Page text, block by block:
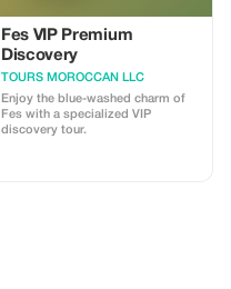
Fes VIP Premium
Discovery
TOURS MOROCCAN LLC
Enjoy the blue-washed charm of
Fes with a specialized VIP
discovery tour.